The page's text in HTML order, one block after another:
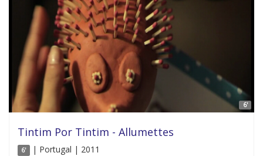
6'
Tintim Por Tintim - Allumettes
6' | Portugal | 2011